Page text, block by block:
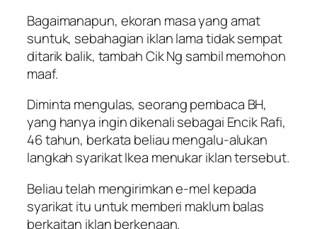
Bagaimanapun, ekoran masa yang amat
suntuk, sebahagian iklan lama tidak sempat
ditarik balik, tambah Cik Ng sambil memohon
maaf.
Diminta mengulas, seorang pembaca BH,
yang hanya ingin dikenali sebagai Encik Rafi,
46 tahun, berkata beliau mengalu-alukan
langkah syarikat Ikea menukar iklan tersebut.
Beliau telah mengirimkan e-mel kepada
syarikat itu untuk memberi maklum balas
berkaitan iklan berkenaan.